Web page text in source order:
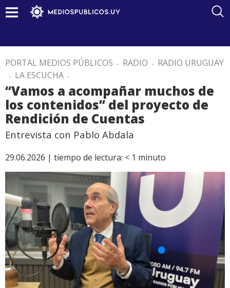
PORTAL MEDIOS PÚBLICOS . RADIO . RADIO URUGUAY
. LA ESCUCHA .
“Vamos a acompañar muchos de
los contenidos” del proyecto de
Rendición de Cuentas
Entrevista con Pablo Abdala
29.06.2026 | tiempo de lectura: < 1 minuto